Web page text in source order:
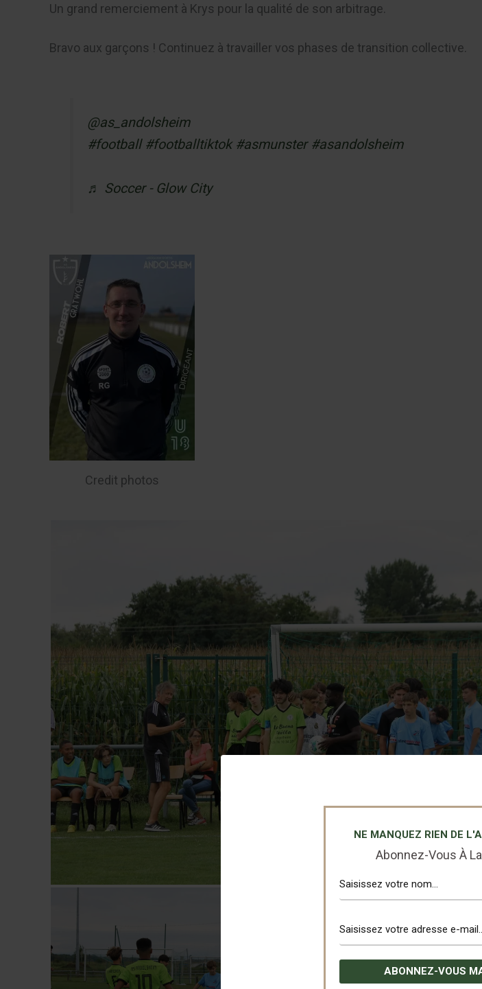
NE MANQUEZ RIEN DE
Abonnez-Vous À
Un grand remerciement à Krys pour la qualité de son arbitrage.
Bravo aux garçons ! Continuez à travailler vos phases de transition collective.
@as_andolsheim
#football #footballtiktok #asmunster #asandolsheim
♬ Soccer - Glow City
Credit photos